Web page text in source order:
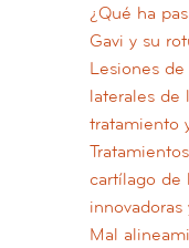
¿Qué ha
Gavi y su
Lesiones
laterales de
tratamiento
cartílago de
Mal